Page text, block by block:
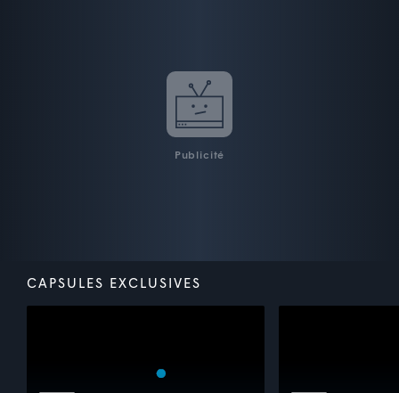
Publicité
CAPSULES EXCLUSIVES